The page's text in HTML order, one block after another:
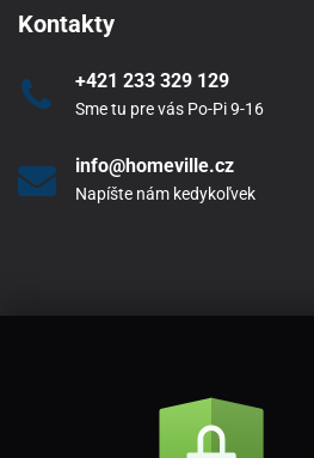
Kontakty
+421 233 329 129
Sme tu pre vás Po-Pi 9-16
info@homeville.cz
Napíšte nám kedykoľvek